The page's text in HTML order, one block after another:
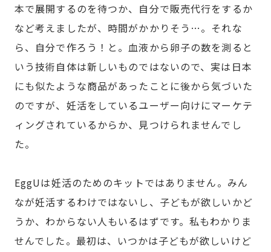
本で展開するのを待つか、自分で販売代行をするか
など考えましたが、時間がかかりそう…。それな
ら、自分で作ろう！と。血液から卵子の数を測ると
いう技術自体は新しいものではないので、実は日本
にも似たような商品があったことに後から気づいた
のですが、妊活をしているユーザー向けにマーケテ
ィングされているからか、見つけられませんでし
た。
EggUは妊活のためのキットではありません。みん
なが妊活するわけではないし、子どもが欲しいかど
うか、わからない人もいるはずです。私もわかりま
せんでした。最初は、いつかは子どもが欲しいけど